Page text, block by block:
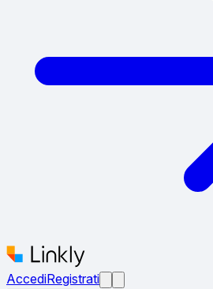
AccediRegistrati